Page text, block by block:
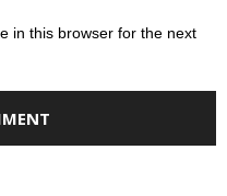
in this browser for the next